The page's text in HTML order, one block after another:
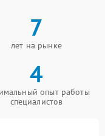
7
лет на рынке
4
опыт работы
специалистов